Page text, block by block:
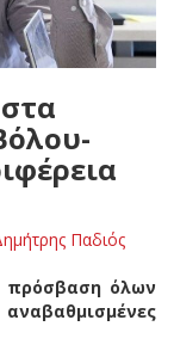
Παδιός
πρόσβαση όλων